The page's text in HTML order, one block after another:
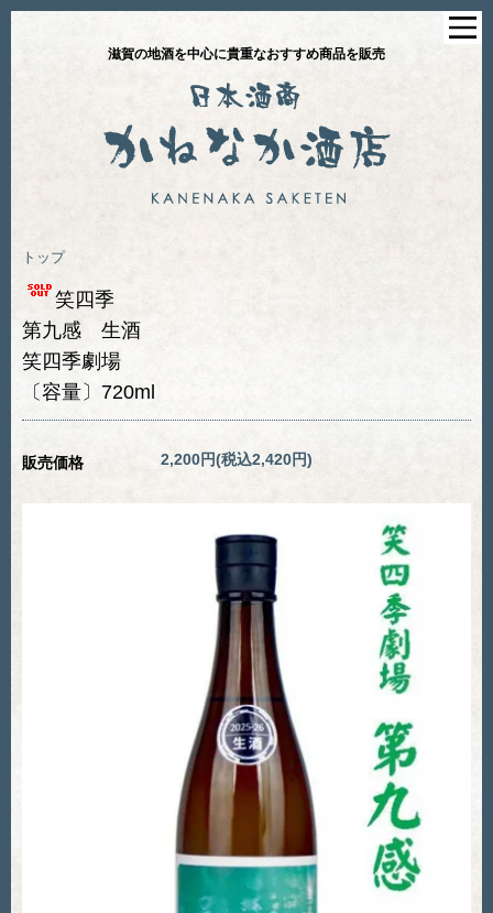
滋賀の地酒を中心に貴重なおすすめ商品を販売
トップ
笑四季
第九感 生酒
笑四季劇場
〔容量〕720ml
販売価格 2,200円(税込2,420円)